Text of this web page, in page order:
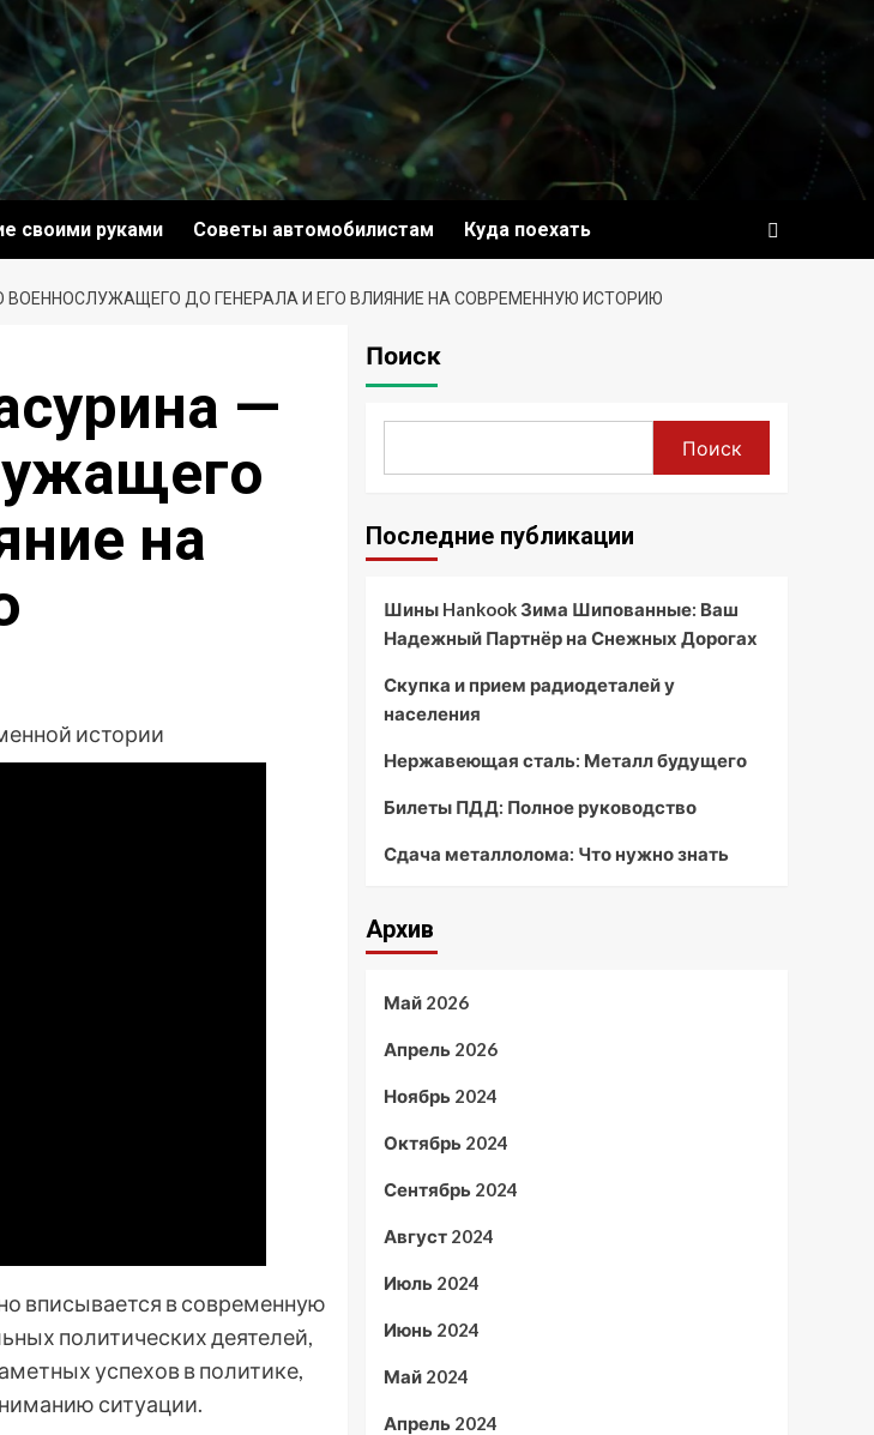
своими руками Советы автомобилистам Куда поехать
ДО ГЕНЕРАЛА И ЕГО ВЛИЯНИЕ НА СОВРЕМЕННУЮ ИСТОРИЮ
—
на
вписывается в современную
политических деятелей,
успехов в политике,
ситуации.
Поиск
Поиск
Последние публикации
Шины Hankook Зима Шипованные: Ваш
Надежный Партнёр на Снежных Дорогах
Скупка и прием радиодеталей у
населения
Нержавеющая сталь: Металл будущего
Билеты ПДД: Полное руководство
Сдача металлолома: Что нужно знать
Архив
Май 2026
Апрель 2026
Ноябрь 2024
Октябрь 2024
Сентябрь 2024
Август 2024
Июль 2024
Июнь 2024
Май 2024
Апрель 2024